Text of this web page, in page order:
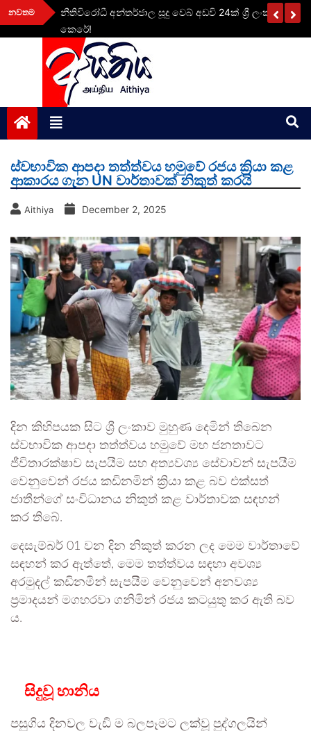
Skip
to
නවතම
නීතිවිරෝධී අන්තර්ජාල සූදු වෙබ් අඩවි 24ක් ශ්‍රී ලංකාව තුළ
කෙරේ!
aithiya
Human Rights News
ස්වභාවික ආපදා තත්ත්වය හමුවේ රජය ක්‍රියා කළ
ආකාරය ගැන UN වාර්තාවක් නිකුත් කරයි
Aithiya December 2, 2025
දින කිහිපයක සිට ශ්‍රී ලංකාව මුහුණ දෙමින් තිබෙන
ස්වභාවික ආපදා තත්ත්වය හමුවේ මහ ජනතාවට
ජීවිතාරක්ෂාව සැපයීම සහ අත්‍යවශ්‍ය සේවාවන් සැපයීම
වෙනුවෙන් රජය කඩිනමින් ක්‍රියා කළ බව එක්සත්
ජාතීන්ගේ සංවිධානය නිකුත් කළ වාර්තාවක සඳහන්
කර තිබේ.
දෙසැම්බර් 01 වන දින නිකුත් කරන ලද මෙම වාර්තාවේ
සඳහන් කර ඇත්තේ, මෙම තත්ත්වය සඳහා අවශ්‍ය
අරමුදල් කඩිනමින් සැපයීම වෙනුවෙන් අනවශ්‍ය
ප්‍රමාදයන් මගහරවා ගනිමින් රජය කටයුතු කර ඇති බව
ය.
සිදුවූ හානිය
පසුගිය දිනවල වැඩි ම බලපෑමට ලක්වූ පුද්ගලයින්